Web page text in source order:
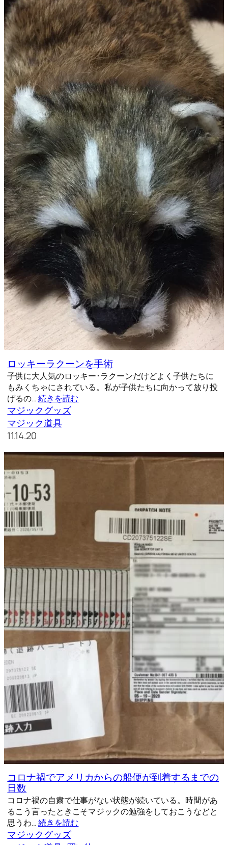
ロッキーラクーンを手術
子供に大人気のロッキー･ラクーンだけどよく子供たちに
もみくちゃにされている。私が子供たちに向かって放り投
げるの…続きを読む
マジックグッズ
マジック道具
11.14.20
コロナ禍でアメリカからの船便が到着するまでの
日数
コロナ禍の自粛で仕事がない状態が続いている。時間があ
るこう言ったときこそマジックの勉強をしておこうなどと
思うわ…続きを読む
マジックグッズ